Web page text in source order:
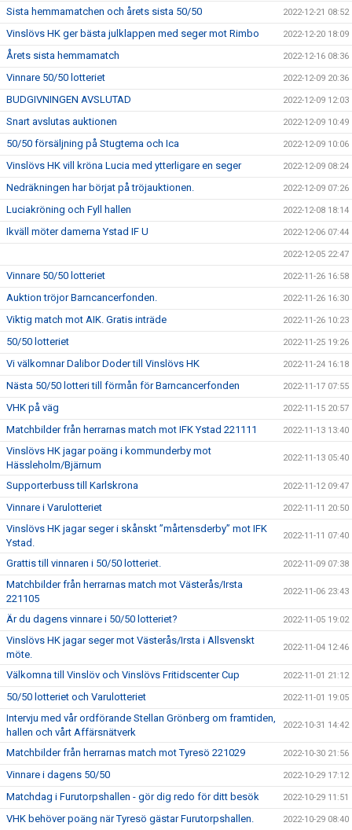
Sista hemmamatchen och årets sista 50/50 2022-12-21 08:52
Vinslövs HK ger bästa julklappen med seger mot Rimbo 2022-12-20 18:09
Årets sista hemmamatch 2022-12-16 08:36
Vinnare 50/50 lotteriet 2022-12-09 20:36
BUDGIVNINGEN AVSLUTAD 2022-12-09 12:03
Snart avslutas auktionen 2022-12-09 10:49
50/50 försäljning på Stugtema och Ica 2022-12-09 10:06
Vinslövs HK vill kröna Lucia med ytterligare en seger 2022-12-09 08:24
Nedräkningen har börjat på tröjauktionen. 2022-12-09 07:26
Luciakröning och Fyll hallen 2022-12-08 18:14
Ikväll möter damerna Ystad IF U 2022-12-06 07:44
2022-12-05 22:47
Vinnare 50/50 lotteriet 2022-11-26 16:58
Auktion tröjor Barncancerfonden. 2022-11-26 16:30
Viktig match mot AIK. Gratis inträde 2022-11-26 10:23
50/50 lotteriet 2022-11-25 19:26
Vi välkomnar Dalibor Doder till Vinslövs HK 2022-11-24 16:18
Nästa 50/50 lotteri till förmån för Barncancerfonden 2022-11-17 07:55
VHK på väg 2022-11-15 20:57
Matchbilder från herrarnas match mot IFK Ystad 221111 2022-11-13 13:40
Vinslövs HK jagar poäng i kommunderby mot
Hässleholm/Bjärnum
2022-11-13 05:40
Supporterbuss till Karlskrona 2022-11-12 09:47
Vinnare i Varulotteriet 2022-11-11 20:50
Vinslövs HK jagar seger i skånskt ”mårtensderby” mot IFK
Ystad.
2022-11-11 07:40
Grattis till vinnaren i 50/50 lotteriet. 2022-11-09 07:38
Matchbilder från herrarnas match mot Västerås/Irsta
221105
2022-11-06 23:43
Är du dagens vinnare i 50/50 lotteriet? 2022-11-05 19:02
Vinslövs HK jagar seger mot Västerås/Irsta i Allsvenskt
möte.
2022-11-04 12:46
Välkomna till Vinslöv och Vinslövs Fritidscenter Cup 2022-11-01 21:12
50/50 lotteriet och Varulotteriet 2022-11-01 19:05
Intervju med vår ordförande Stellan Grönberg om framtiden,
hallen och vårt Affärsnätverk
2022-10-31 14:42
Matchbilder från herrarnas match mot Tyresö 221029 2022-10-30 21:56
Vinnare i dagens 50/50 2022-10-29 17:12
Matchdag i Furutorpshallen - gör dig redo för ditt besök 2022-10-29 11:51
VHK behöver poäng när Tyresö gästar Furutorpshallen. 2022-10-29 08:40